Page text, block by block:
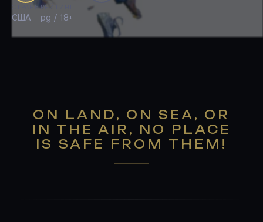
СТРАНЫ
США
РЕЙТИНГ
pg / 18+
ON LAND, ON SEA, OR
IN THE AIR, NO PLACE
IS SAFE FROM THEM!